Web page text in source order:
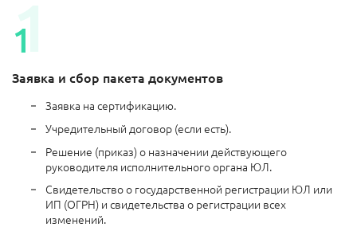
Заявка и сбор пакета документов
Заявка на сертификацию.
Учредительный договор (если есть).
Решение (приказ) о назначении действующего
руководителя исполнительного органа ЮЛ.
Свидетельство о государственной регистрации ЮЛ или
ИП (ОГРН) и свидетельства о регистрации всех
изменений.